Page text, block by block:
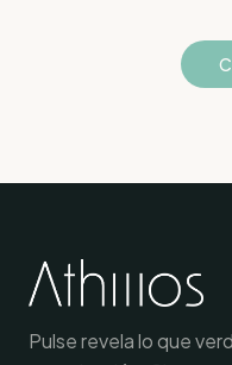
Pulse revela lo que